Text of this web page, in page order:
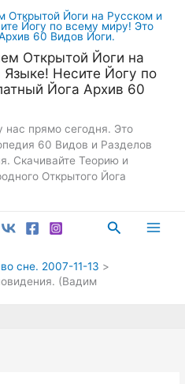
Открытой Йоги на
Несите Йогу по
Йога Архив 60
нас прямо сегодня. Это
60 Видов и Разделов
Скачивайте Теорию и
Открытого Йога
Поиск
сне. 2007-11-13
(Вадим